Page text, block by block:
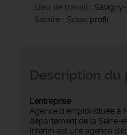
Lieu de travail
Salaire
Selon profil
L'entreprise
Agence d’emploi située à
département de la Seine-
Intérim est une agence